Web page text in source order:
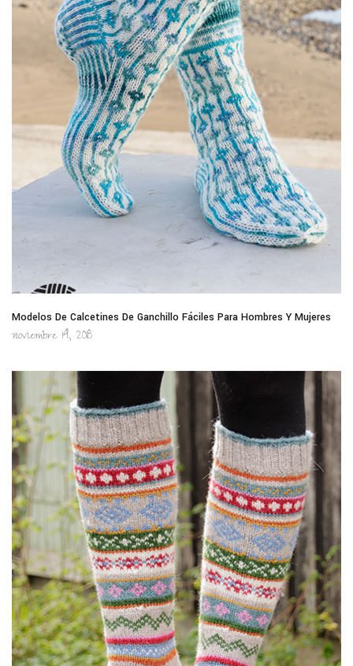
Modelos De Calcetines De Ganchillo Fáciles Para Hombres Y Mujeres
noviembre 14, 2018